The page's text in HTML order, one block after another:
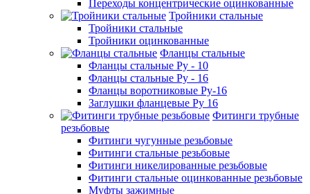
Переходы концентрические оцинкованные
Тройники стальные
Тройники стальные
Тройники оцинкованные
Фланцы стальные
Фланцы стальные Ру - 10
Фланцы стальные Ру - 16
Фланцы воротниковые Ру-16
Заглушки фланцевые Ру 16
Фитинги трубные
резьбовые
Фитинги чугунные резьбовые
Фитинги стальные резьбовые
Фитинги никелированные резьбовые
Фитинги стальные оцинкованные резьбовые
Муфты зажимные